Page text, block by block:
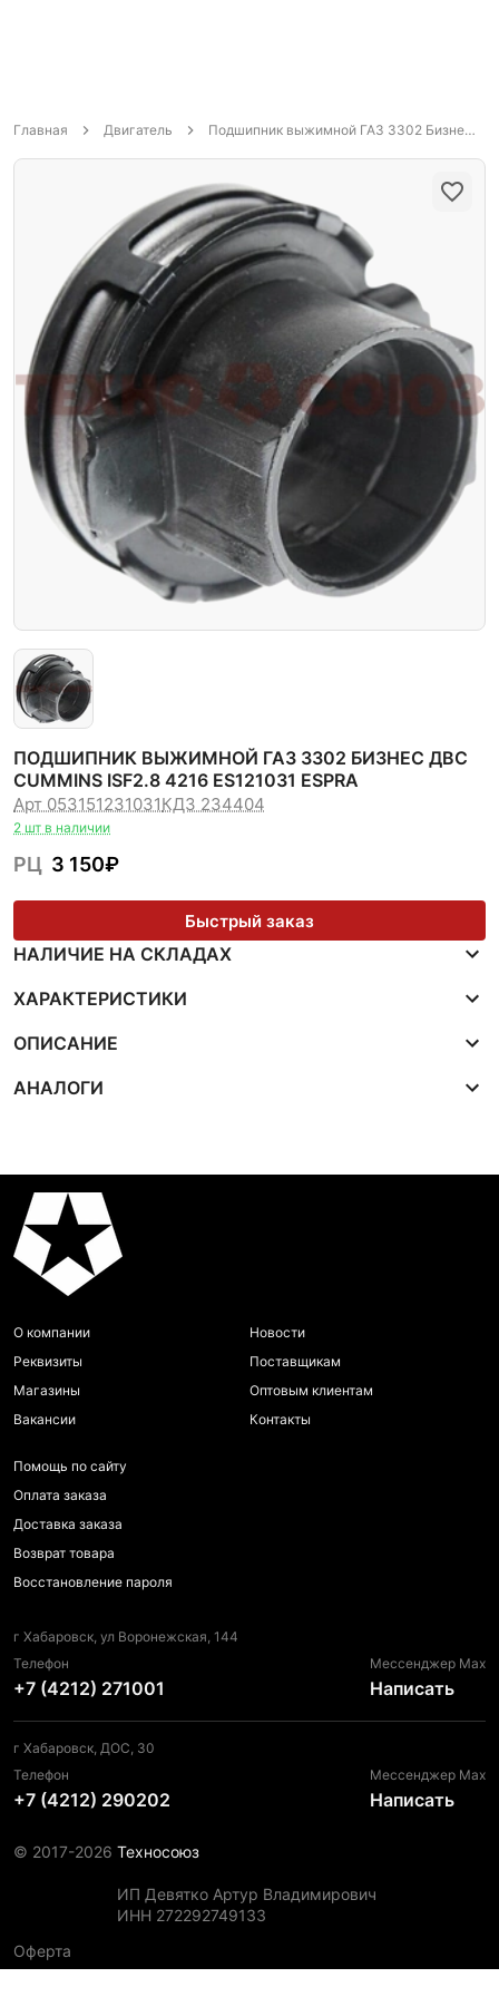
Главная Двигатель Подшипник выжимной ГАЗ 3302 Бизнес ДВС Cummins ISF2.8 4216 ES121031 Espra
ПОДШИПНИК ВЫЖИМНОЙ ГАЗ 3302 БИЗНЕС ДВС
CUMMINS ISF2.8 4216 ES121031 ESPRA
Арт 053151231031КДЗ 234404
2 шт в наличии
РЦ 3 150₽
Быстрый заказ
НАЛИЧИЕ НА СКЛАДАХ
ХАРАКТЕРИСТИКИ
ОПИСАНИЕ
АНАЛОГИ
О компании
Реквизиты
Магазины
Вакансии
Новости
Поставщикам
Оптовым клиентам
Контакты
Помощь по сайту
Оплата заказа
Доставка заказа
Возврат товара
Восстановление пароля
г Хабаровск, ул Воронежская, 144
Телефон
+7 (4212) 271001
Мессенджер Max
Написать
г Хабаровск, ДОС, 30
Телефон
+7 (4212) 290202
Мессенджер Max
Написать
© 2017-2026 Техносоюз
ИП Девятко Артур Владимирович
ИНН 272292749133
Оферта